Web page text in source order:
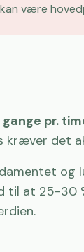
være
gange pr.
kræver det
og
at 25-30